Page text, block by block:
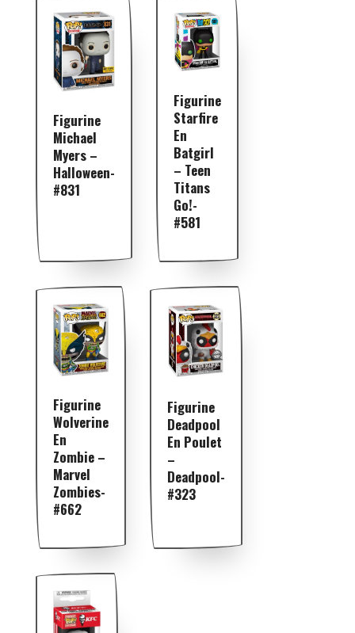
Figurine
Michael
Myers –
Halloween-
#831
Figurine
Starfire
En
Batgirl
– Teen
Titans
Go!-
#581
Figurine
Wolverine
En
Zombie –
Marvel
Zombies-
#662
Figurine
Deadpool
En Poulet
–
Deadpool-
#323